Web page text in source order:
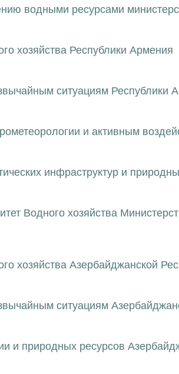
водными ресурсами
хозяйства Республики Армения
ситуациям Республики
и активным
инфраструктур и
Водного хозяйства
хозяйства Азербайджанской
ситуациям
и природных ресурсов